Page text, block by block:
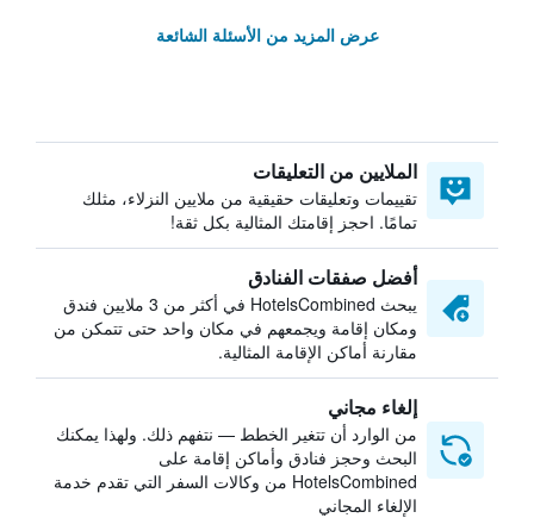
عرض المزيد من الأسئلة الشائعة
الملايين من التعليقات
تقييمات وتعليقات حقيقية من ملايين النزلاء، مثلك
تمامًا. احجز إقامتك المثالية بكل ثقة!
أفضل صفقات الفنادق
يبحث HotelsCombined في أكثر من 3 ملايين فندق
ومكان إقامة ويجمعهم في مكان واحد حتى تتمكن من
مقارنة أماكن الإقامة المثالية.
إلغاء مجاني
من الوارد أن تتغير الخطط — نتفهم ذلك. ولهذا يمكنك
البحث وحجز فنادق وأماكن إقامة على
HotelsCombined من وكالات السفر التي تقدم خدمة
الإلغاء المجاني